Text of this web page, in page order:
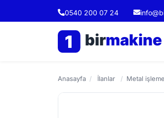
0540 200 07 24
1 birmakine
Anasayfa / İlanlar / Metal